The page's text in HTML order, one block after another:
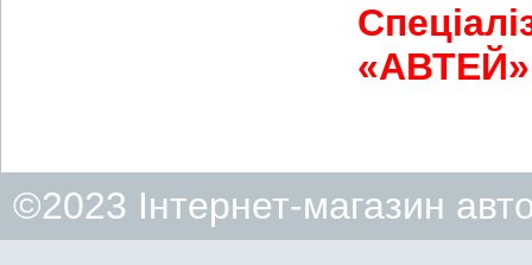
«АВТЕЙ»
©2023 Інтернет-магазин